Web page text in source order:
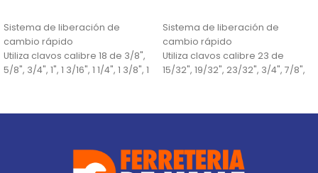
Sistema de liberación de
cambio rápido
Utiliza clavos calibre 18 de 3/8",
5/8", 3/4", 1", 1 3/16", 1 1/4", 1 3/8", 1
Sistema de liberación de
cambio rápido
Utiliza clavos calibre 23 de
15/32", 19/32", 23/32", 3/4", 7/8",